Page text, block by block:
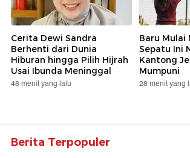
Cerita Dewi Sandra
Berhenti dari Dunia
Hiburan hingga Pilih Hijrah
Usai Ibunda Meninggal
48 menit yang lalu
Baru Mulai
Sepatu Ini
Kantong
Mumpuni
28 menit yang
Berita Terpopuler